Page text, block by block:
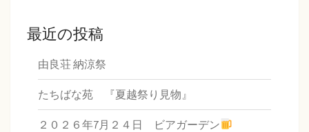
最近の投稿
由良荘 納涼祭
たちばな苑 『夏越祭り見物』
２０２６年7月２４日 ビアガーデン